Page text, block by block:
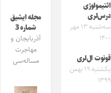
ائتیمولوژی
درس‌لری
سه‌شنبه ۱۳ مهر
۱۴۰۰
قونوت ال‌لری
یکشنبه ۱۹ بهمن
۱۳۹۹
مجله ایشیق
شماره 3
آذربایجان و
مهاجرت
مساله‌سی